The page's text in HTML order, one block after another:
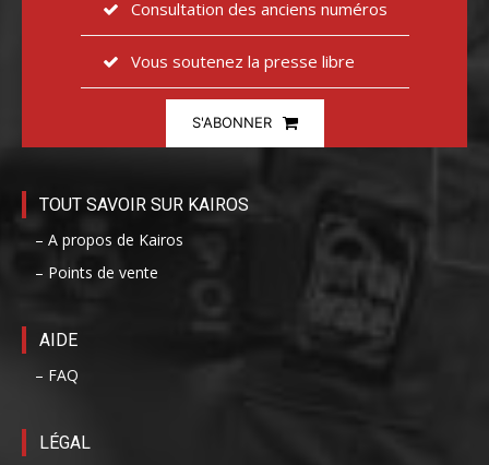
Consultation des anciens numéros
Vous soutenez la presse libre
S'ABONNER
TOUT SAVOIR SUR KAIROS
– A propos de Kairos
– Points de vente
AIDE
– FAQ
LÉGAL